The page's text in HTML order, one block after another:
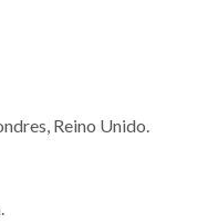
Reino Unido.